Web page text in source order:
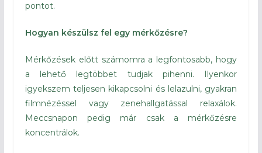
pontot.
Hogyan készülsz fel egy mérkőzésre?
Mérkőzések előtt számomra a legfontosabb, hogy
a lehető legtöbbet tudjak pihenni. Ilyenkor
igyekszem teljesen kikapcsolni és lelazulni, gyakran
filmnézéssel vagy zenehallgatással relaxálok.
Meccsnapon pedig már csak a mérkőzésre
koncentrálok.